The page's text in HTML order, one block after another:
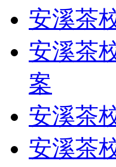
安溪茶
安溪茶
案
安溪茶
安溪茶